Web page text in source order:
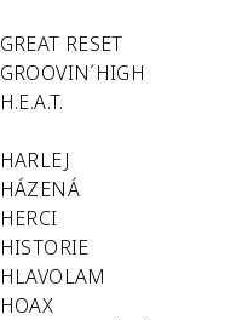
GREAT RESET
GROOVIN´HIGH
H.E.A.T.
HARLEJ
HÁZENÁ
HERCI
HISTORIE
HLAVOLAM
HOAX